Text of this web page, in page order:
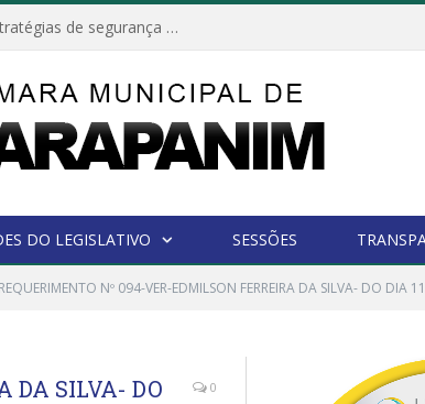
Câmara Municipal de Marapanim discute estratégias de segurança com autoridades e poder executivo
DO LEGISLATIVO SESSÕES
REQUERIMENTO Nº 094-VER-EDMILSON FERREIRA DA SILVA- DO
DA SILVA- DO
0